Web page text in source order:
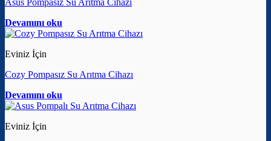
Asus Pompasız Su Arıtma Cihazı
Devamını oku
Eviniz İçin
Cozy Pompasız Su Arıtma Cihazı
Devamını oku
Eviniz İçin